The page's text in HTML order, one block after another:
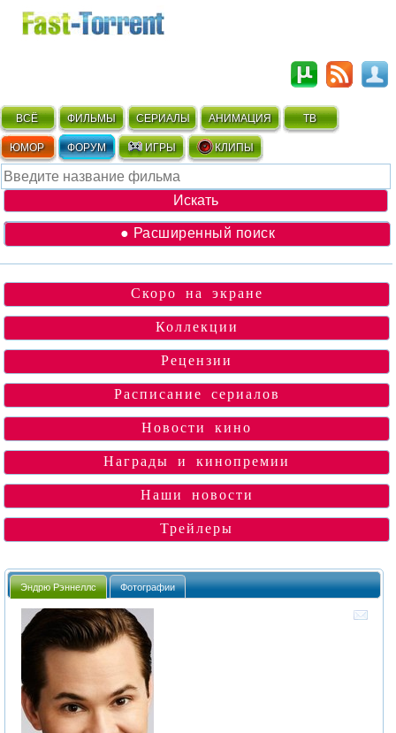
ВСЁ ФИЛЬМЫ СЕРИАЛЫ АНИМАЦИЯ ТВ
ЮМОР ФОРУМ ИГРЫ КЛИПЫ
● Расширенный поиск
Скоро на экране
Коллекции
Рецензии
Расписание сериалов
Новости кино
Награды и кинопремии
Наши новости
Трейлеры
Эндрю Рэннеллс Фотографии